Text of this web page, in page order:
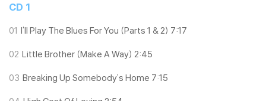
CD 1
01 I'll Play The Blues For You (Parts 1 & 2) 7:17
02 Little Brother (Make A Way) 2:45
03 Breaking Up Somebody's Home 7:15